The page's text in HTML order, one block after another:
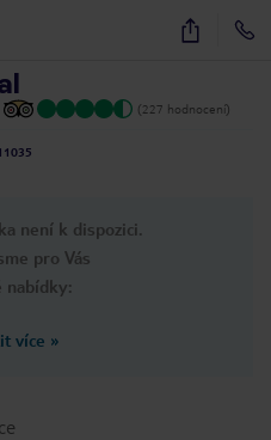
28
(227 hodnocení)
není k dispozici.
pro Vás
nabídky:
více »